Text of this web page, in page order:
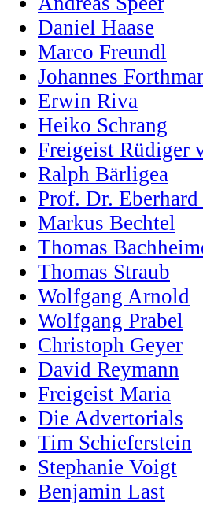
Daniel Haase
Marco Freundl
Johannes
Erwin Riva
Heiko Schrang
Freigeist Rüdiger
Ralph Bärligea
Prof. Dr.
Markus Bechtel
Thomas
Thomas Straub
Wolfgang Arnold
Wolfgang Prabel
Christoph Geyer
David Reymann
Freigeist Maria
Die Advertorials
Tim Schieferstein
Stephanie Voigt
Benjamin Last